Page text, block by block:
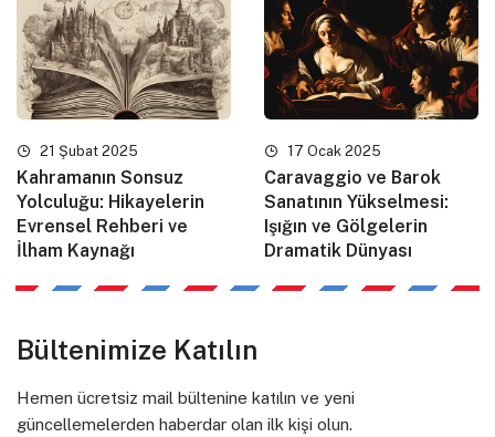
21 Şubat 2025
Kahramanın Sonsuz
Yolculuğu: Hikayelerin
Evrensel Rehberi ve
İlham Kaynağı
17 Ocak 2025
Caravaggio ve Barok
Sanatının Yükselmesi:
Işığın ve Gölgelerin
Dramatik Dünyası
Bültenimize Katılın
Hemen ücretsiz mail bültenine katılın ve yeni
güncellemelerden haberdar olan ilk kişi olun.